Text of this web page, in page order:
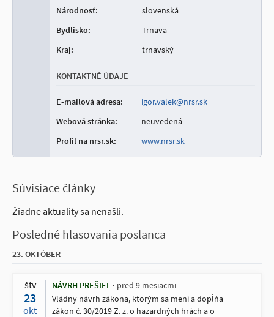
Národnosť:
slovenská
Bydlisko:
Trnava
Kraj:
trnavský
KONTAKTNÉ ÚDAJE
E-mailová adresa:
igor.valek@nrsr.sk
Webová stránka:
neuvedená
Profil na nrsr.sk:
www.nrsr.sk
Súvisiace články
Žiadne aktuality sa nenašli.
Posledné hlasovania poslanca
23. OKTÓBER
štv
23
okt
NÁVRH PREŠIEL
pred 9 mesiacmi
Vládny návrh zákona, ktorým sa mení a dopĺňa
zákon č. 30/2019 Z. z. o hazardných hrách a o